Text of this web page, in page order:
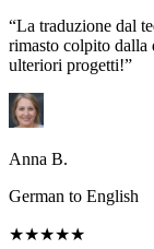
“La traduzione dal
rimasto colpito dalla
ulteriori progetti!”
Anna B.
German to English
★★★★★